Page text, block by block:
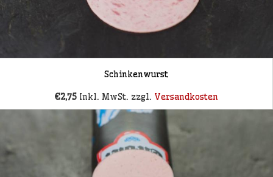
Schinkenwurst
€2,75 Inkl. MwSt. zzgl. Versandkosten